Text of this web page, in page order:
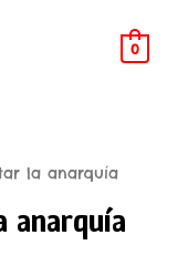
0
la anarquía
anarquía